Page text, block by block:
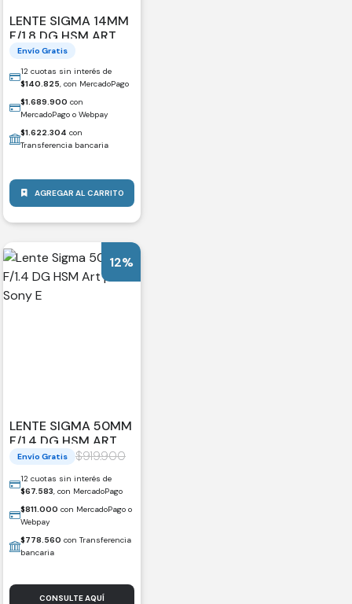
LENTE SIGMA 14MM
F/1.8 DG HSM ART
PARA SONY E
Envío Gratis
12 cuotas sin interés de
$140.825, con MercadoPago
$1.689.900 con
MercadoPago o Webpay
$1.622.304 con
Transferencia bancaria
AGREGAR AL CARRITO
12%
LENTE SIGMA 50MM
F/1.4 DG HSM ART
PARA SONY E
$919.900
Envío Gratis
12 cuotas sin interés de
$67.583, con MercadoPago
$811.000 con MercadoPago o
Webpay
$778.560 con Transferencia
bancaria
CONSULTE AQUÍ